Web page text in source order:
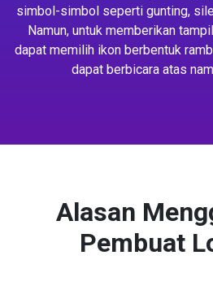
simbol-simbol seperti gunting,
Namun, untuk memberikan
dapat memilih ikon berbentuk
dapat berbicara atas
Alasan
Pembuat